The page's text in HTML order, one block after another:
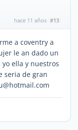
hace 11 años #13
a coventry a
le an dado un
ella y nuestros
seria de gran